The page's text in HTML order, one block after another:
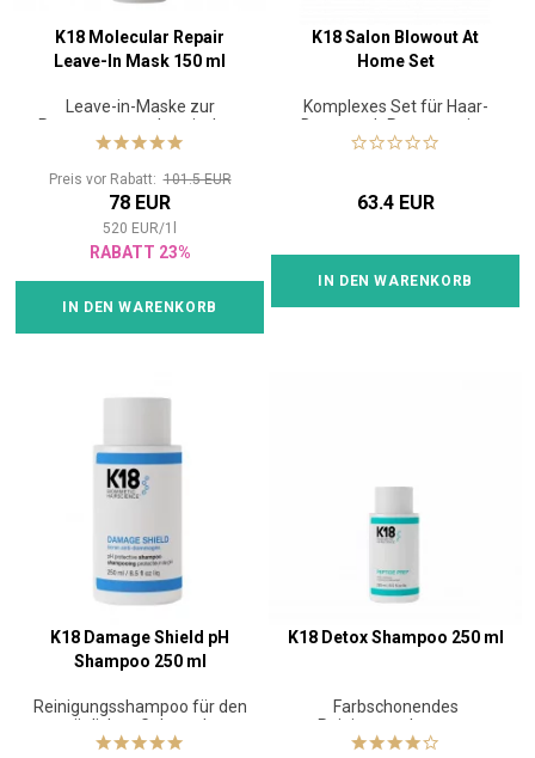
K18 Molecular Repair
Leave-In Mask 150 ml
Leave-in-Maske zur
Reparatur von chemischen
oder thermischen Schäden
Preis vor Rabatt:101.5 EUR
78 EUR
520 EUR/1
RABATT 23%
IN DEN WARENKORB
K18 Salon Blowout At
Home Set
Komplexes Set für Haar-
Detox und -Regeneration
63.4 EUR
IN DEN WARENKORB
K18 Damage Shield pH
Shampoo 250 ml
Reinigungsshampoo für den
täglichen Gebrauch
K18 Detox Shampoo 250 ml
Farbschonendes
Reinigungsshampoo